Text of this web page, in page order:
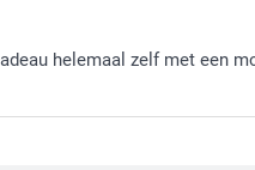
helemaal zelf met een